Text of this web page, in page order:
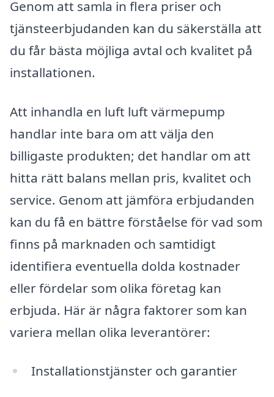
Genom att samla in flera priser och
tjänsteerbjudanden kan du säkerställa att
du får bästa möjliga avtal och kvalitet på
installationen.
Att inhandla en luft luft värmepump
handlar inte bara om att välja den
billigaste produkten; det handlar om att
hitta rätt balans mellan pris, kvalitet och
service. Genom att jämföra erbjudanden
kan du få en bättre förståelse för vad som
finns på marknaden och samtidigt
identifiera eventuella dolda kostnader
eller fördelar som olika företag kan
erbjuda. Här är några faktorer som kan
variera mellan olika leverantörer:
Installationstjänster och garantier